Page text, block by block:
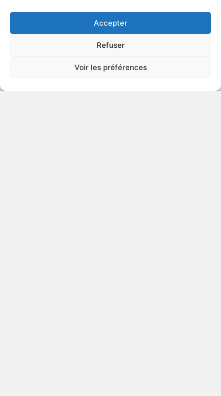
Accepter
Refuser
Voir les préférences
Le souper